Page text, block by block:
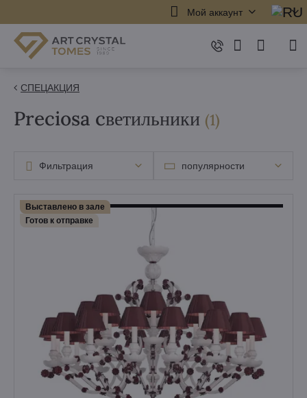
Мой аккаунт
СПЕЦАКЦИЯ
Preciosa cветильники (1элемент
)
популярности
Фильтрация
Выставлено в зале
Готов к отправке